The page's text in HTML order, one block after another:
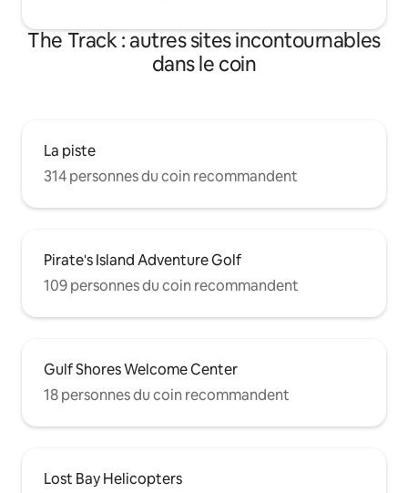
The Track : autres sites incontournables
dans le coin
La piste
314 personnes du coin recommandent
Pirate's Island Adventure Golf
109 personnes du coin recommandent
Gulf Shores Welcome Center
18 personnes du coin recommandent
Lost Bay Helicopters